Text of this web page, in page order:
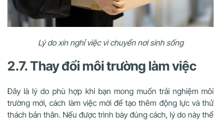
Lý do xin nghỉ việc vì chuyển nơi sinh sống
2.7. Thay đổi môi trường làm việc
Đây là lý do phù hợp khi bạn mong muốn trải nghiệm môi
trường mới, cách làm việc mới để tạo thêm động lực và thử
thách bản thân. Nếu được trình bày đúng cách, lý do này thể